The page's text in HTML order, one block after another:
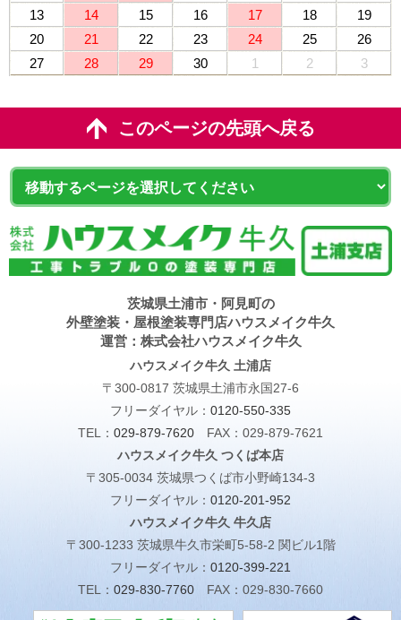
13
14 15 16 17 18
19
20
21 22 23 24 25
26
27
28 29 30 1 2 3
このページの先頭へ戻る
茨城県土浦市・阿見町の
外壁塗装・屋根塗装専門店ハウスメイク牛久
運営：株式会社ハウスメイク牛久
ハウスメイク牛久 土浦店
〒300-0817 茨城県土浦市永国27-6
フリーダイヤル： 0120-550-335
TEL： 029-879-7620 FAX：029-879-7621
ハウスメイク牛久 つくば本店
〒305-0034 茨城県つくば市小野崎134-3
フリーダイヤル： 0120-201-952
ハウスメイク牛久 牛久店
〒300-1233 茨城県牛久市栄町5-58-2 関ビル1階
フリーダイヤル： 0120-399-221
TEL： 029-830-7760 FAX：029-830-7660